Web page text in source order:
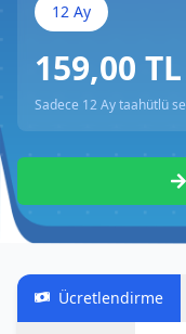
12 Ay
159,00 TL
Sadece 12Ay taahütlü
Ücretlendirme